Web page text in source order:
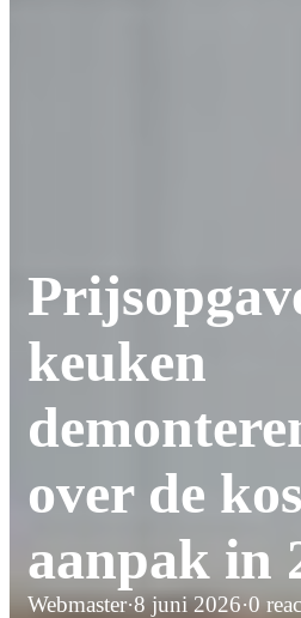
keuken
over de
aanpak in
Webmaster·8 juni 2026·0